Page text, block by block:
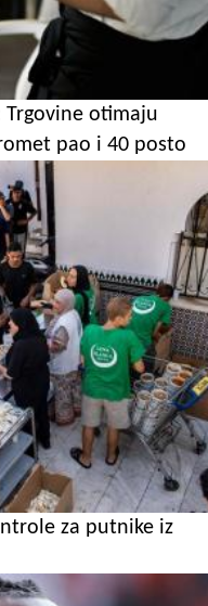
Trgovine otimaju
pao i 40 posto
za putnike iz